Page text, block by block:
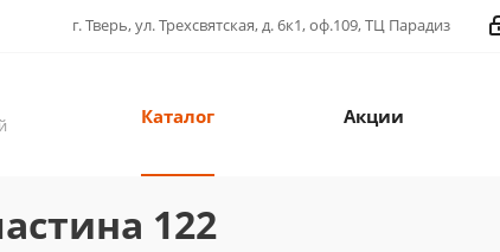
г. Тверь, ул. Трехсвятская, д. 6к1, оф.109, ТЦ Парадиз
Каталог Акции
122